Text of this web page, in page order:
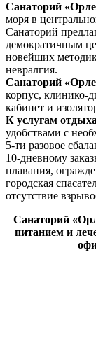
Cанаторий
моря в
Санаторий
демократичным
новейших
невралгия.
Санаторий
корпус, клинико-
кабинет и
К услугам
удобствами с
5-ти разовое
10-дневному
плавания,
городская
отсутствие
Санаторий
питанием и